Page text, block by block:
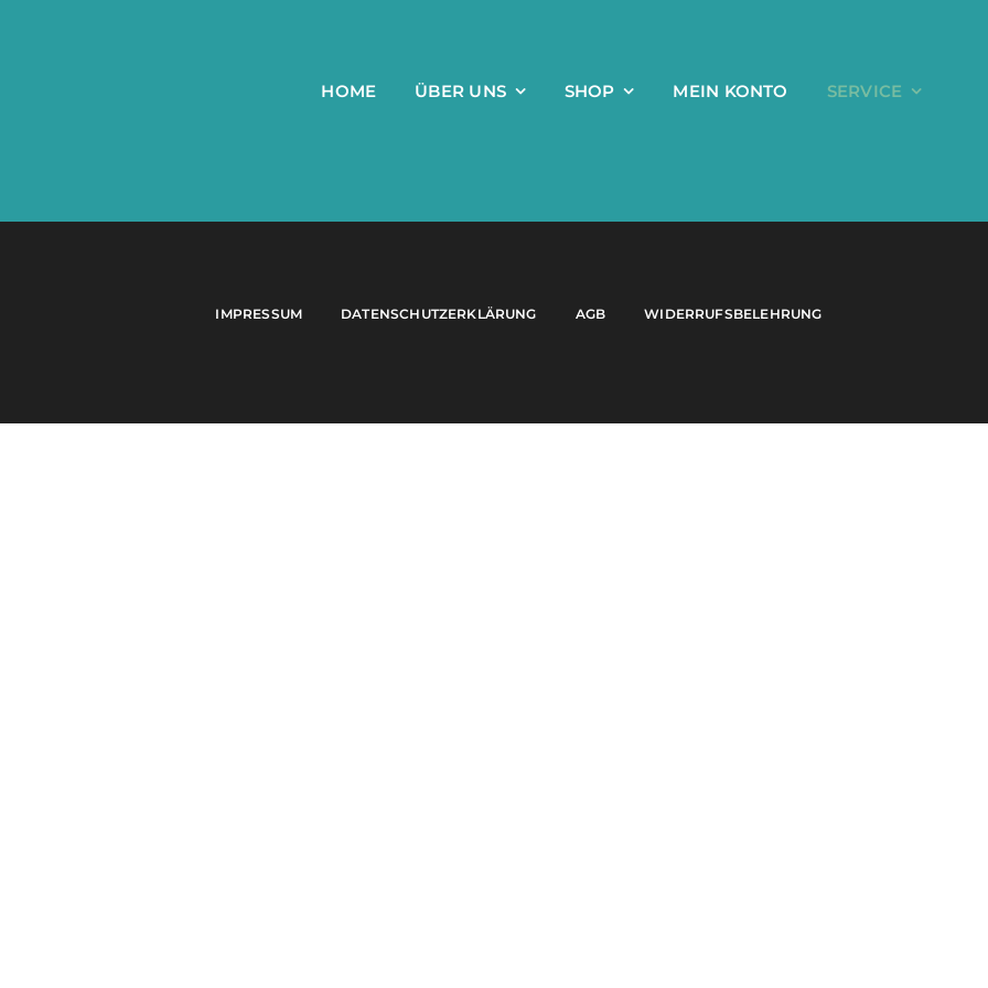
HOME ÜBER UNS SHOP MEIN KONTO SERVICE
IMPRESSUM DATENSCHUTZERKLÄRUNG AGB WIDERRUFSBELEHRUNG